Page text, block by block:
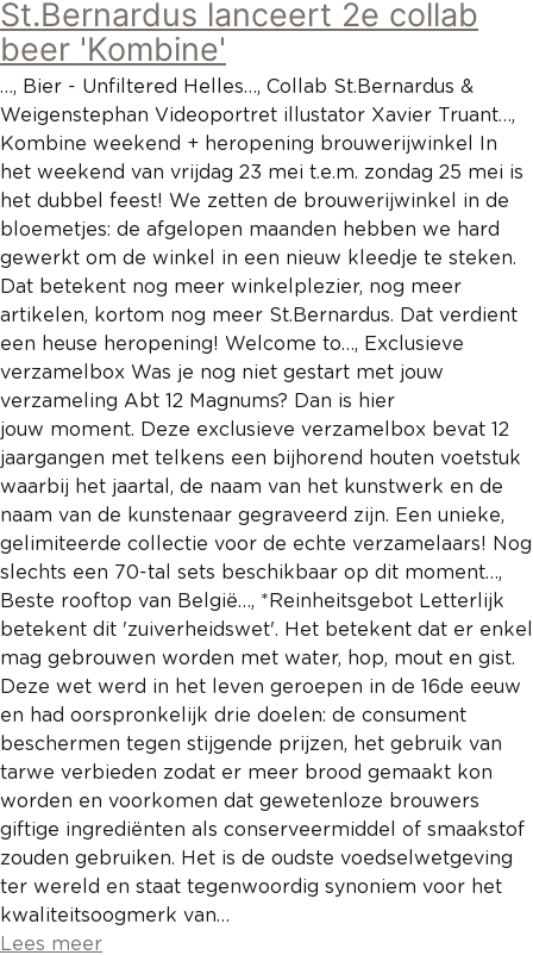
St.Bernardus lanceert 2e collab
beer 'Kombine'
…, Bier - Unfiltered Helles…, Collab St.Bernardus &
Weigenstephan Videoportret illustator Xavier Truant…,
Kombine weekend + heropening brouwerijwinkel In
het weekend van vrijdag 23 mei t.e.m. zondag 25 mei is
het dubbel feest! We zetten de brouwerijwinkel in de
bloemetjes: de afgelopen maanden hebben we hard
gewerkt om de winkel in een nieuw kleedje te steken.
Dat betekent nog meer winkelplezier, nog meer
artikelen, kortom nog meer St.Bernardus. Dat verdient
een heuse heropening! Welcome to…, Exclusieve
verzamelbox Was je nog niet gestart met jouw
verzameling Abt 12 Magnums? Dan is hier
jouw moment. Deze exclusieve verzamelbox bevat 12
jaargangen met telkens een bijhorend houten voetstuk
waarbij het jaartal, de naam van het kunstwerk en de
naam van de kunstenaar gegraveerd zijn. Een unieke,
gelimiteerde collectie voor de echte verzamelaars! Nog
slechts een 70-tal sets beschikbaar op dit moment…,
Beste rooftop van België…, *Reinheitsgebot Letterlijk
betekent dit 'zuiverheidswet'. Het betekent dat er enkel
mag gebrouwen worden met water, hop, mout en gist.
Deze wet werd in het leven geroepen in de 16de eeuw
en had oorspronkelijk drie doelen: de consument
beschermen tegen stijgende prijzen, het gebruik van
tarwe verbieden zodat er meer brood gemaakt kon
worden en voorkomen dat gewetenloze brouwers
giftige ingrediënten als conserveermiddel of smaakstof
zouden gebruiken. Het is de oudste voedselwetgeving
ter wereld en staat tegenwoordig synoniem voor het
kwaliteitsoogmerk van…
Lees meer